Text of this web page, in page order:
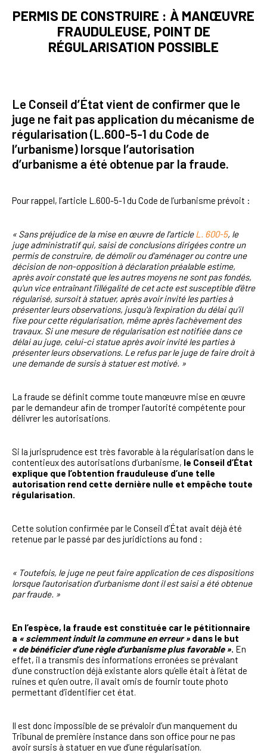
PERMIS DE CONSTRUIRE : À MANŒUVRE
FRAUDULEUSE, POINT DE
RÉGULARISATION POSSIBLE
Le Conseil d’État vient de confirmer que le
juge ne fait pas application du mécanisme de
régularisation (L.600-5-1 du Code de
l’urbanisme) lorsque l’autorisation
d’urbanisme a été obtenue par la fraude.
Pour rappel, l’article L.600-5-1 du Code de l’urbanisme prévoit :
« Sans préjudice de la mise en œuvre de l'articleL. 600-5, le
juge administratif qui, saisi de conclusions dirigées contre un
permis de construire, de démolir ou d'aménager ou contre une
décision de non-opposition à déclaration préalable estime,
après avoir constaté que les autres moyens ne sont pas fondés,
qu'un vice entraînant l'illégalité de cet acte est susceptible d'être
régularisé, sursoit à statuer, après avoir invité les parties à
présenter leurs observations, jusqu'à l'expiration du délai qu'il
fixe pour cette régularisation, même après l'achèvement des
travaux. Si une mesure de régularisation est notifiée dans ce
délai au juge, celui-ci statue après avoir invité les parties à
présenter leurs observations. Le refus par le juge de faire droit à
une demande de sursis à statuer est motivé. »
La fraude se définit comme toute manœuvre mise en œuvre
par le demandeur afin de tromper l’autorité compétente pour
délivrer les autorisations.
Si la jurisprudence est très favorable à la régularisation dans le
contentieux des autorisations d’urbanisme, le Conseil d’État
explique que l’obtention frauduleuse d’une telle
autorisation rend cette dernière nulle et empêche toute
régularisation.
Cette solution confirmée par le Conseil d’État avait déjà été
retenue par le passé par des juridictions au fond :
« Toutefois, le juge ne peut faire application de ces dispositions
lorsque l'autorisation d'urbanisme dont il est saisi a été obtenue
par fraude. »
En l’espèce, la fraude est constituée car le pétitionnaire
a « sciemment induit la commune en erreur » dans le but
« de bénéficier d’une règle d’urbanisme plus favorable ». En
effet, il a transmis des informations erronées se prévalant
d’une construction déjà existante alors qu’elle était à l’état de
ruines et qu’en outre, il avait omis de fournir toute photo
permettant d’identifier cet état.
Il est donc impossible de se prévaloir d’un manquement du
Tribunal de première instance dans son office pour ne pas
avoir sursis à statuer en vue d’une régularisation.